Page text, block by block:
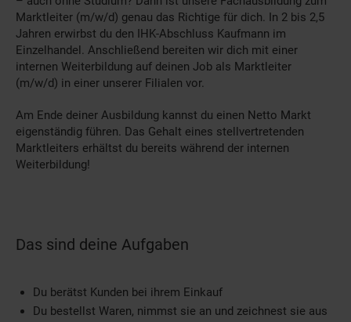
Marktleiter (m/w/d) genau das Richtige für dich. In 2 bis 2,5
Jahren erwirbst du den IHK-Abschluss Kaufmann im
Einzelhandel. Anschließend bereiten wir dich mit einer
internen Weiterbildung auf deinen Job als Marktleiter
(m/w/d) in einer unserer Filialen vor.
Am Ende deiner Ausbildung kannst du einen Netto Markt
eigenständig führen. Das Gehalt eines stellvertretenden
Marktleiters erhältst du bereits während der internen
Weiterbildung!
Das sind deine Aufgaben
Du berätst Kunden bei ihrem Einkauf
Du bestellst Waren, nimmst sie an und zeichnest sie aus